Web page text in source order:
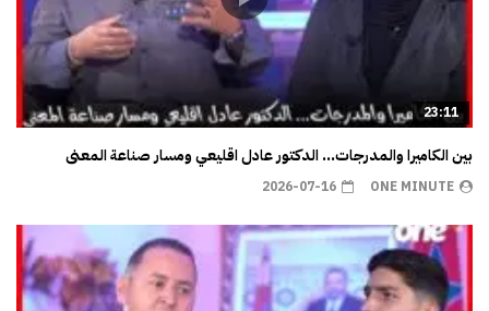
23:11
بين الكاميرا والمدرجات… الدكتور عادل اقليعي ومسار صناعة المعنى
ONE MINUTE
2026-07-16